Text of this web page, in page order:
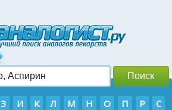
З И К Л М Н О П Р
С